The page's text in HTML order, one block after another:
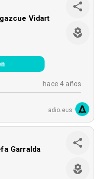
Vidart
hace 4 años
adio.eus
Garralda